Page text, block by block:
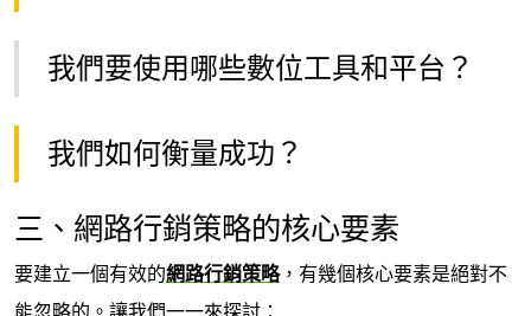
我們要使用哪些數位工具和平台？
我們如何衡量成功？
三、網路行銷策略的核心要素
要建立一個有效的網路行銷策略，有幾個核心要素是絕對不